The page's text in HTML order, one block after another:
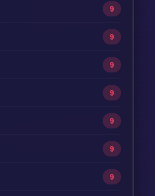
9
9
9
9
9
9
9